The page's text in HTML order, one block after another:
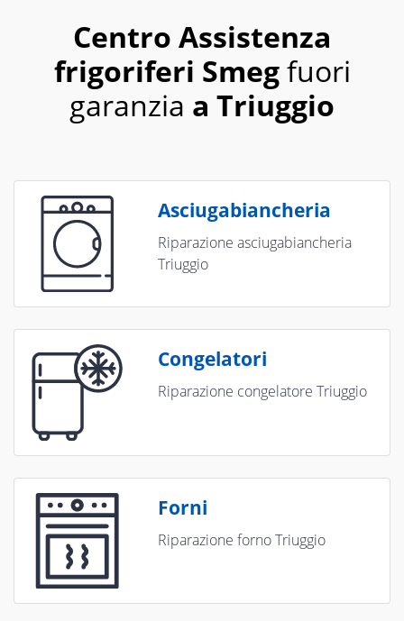
Centro Assistenza
frigoriferi Smegfuori
garanzia a Triuggio
Asciugabiancheria
Riparazione asciugabiancheria
Triuggio
Congelatori
Riparazione congelatore Triuggio
Forni
Riparazione forno Triuggio